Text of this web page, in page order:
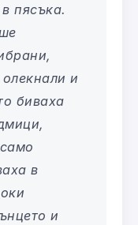
пясъка.
и
биваха
в
и